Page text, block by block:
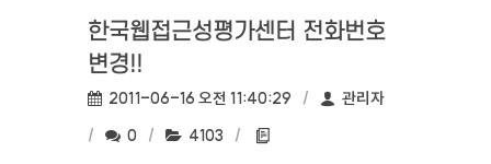
한국웹접근성평가센터 전화번호
변경!!
작성일:
2011-06-16 오전 11:40:29 작성자:
관리자
댓글수:
0 조회수:
4103